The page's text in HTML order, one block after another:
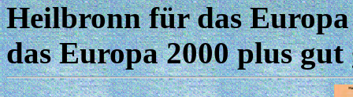
Heilbronn für das
das Europa 2000 plus gut